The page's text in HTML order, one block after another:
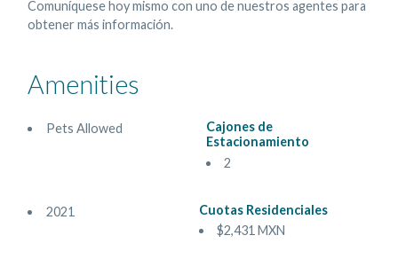
Comuníquese hoy mismo con uno de nuestros agentes para
obtener más información.
Amenities
Pets Allowed
Cajones de
Estacionamiento
2
2021
Cuotas Residenciales
$2,431 MXN